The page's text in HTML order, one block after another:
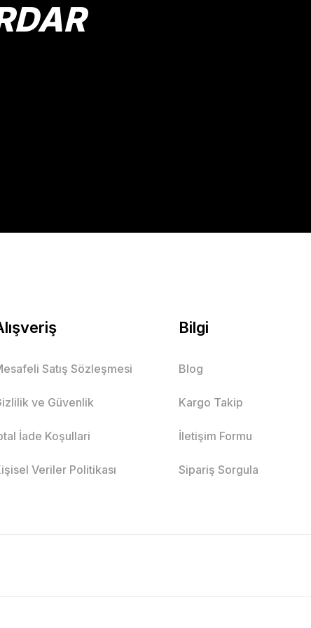
Satış Sözleşmesi
ve Güvenlik
İade Koşullari
Veriler Politikası
Bilgi
Blog
Kargo Takip
İletişim Formu
Sipariş Sorgula